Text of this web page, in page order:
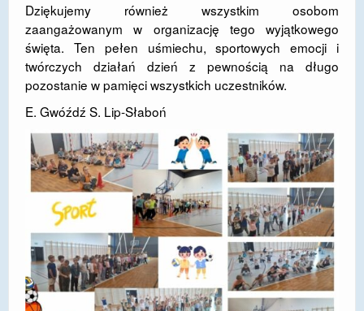
Dziękujemy również wszystkim osobom
zaangażowanym w organizację tego wyjątkowego
święta. Ten pełen uśmiechu, sportowych emocji i
twórczych działań dzień z pewnością na długo
pozostanie w pamięci wszystkich uczestników.
E. Gwóźdź S. Lip-Słaboń